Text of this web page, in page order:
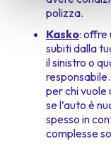
polizza.
Kasko: offre
subiti dalla
il sinistro o
per chi
se l’auto è
spesso in
complesse